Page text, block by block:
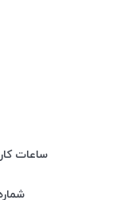
ساعات